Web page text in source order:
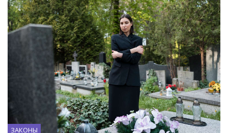
ЗАКОНЫ